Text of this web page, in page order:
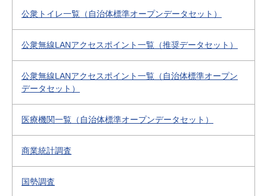
公衆トイレ一覧（自治体標準オープンデータセット）
公衆無線LANアクセスポイント一覧（推奨データセット）
公衆無線LANアクセスポイント一覧（自治体標準オープン
データセット）
医療機関一覧（自治体標準オープンデータセット）
商業統計調査
国勢調査